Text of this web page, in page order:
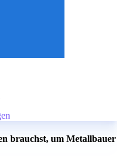
brauchst, um Metallbauer